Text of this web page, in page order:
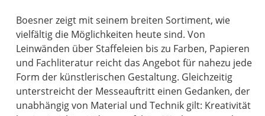
Boesner zeigt mit seinem breiten Sortiment, wie
vielfältig die Möglichkeiten heute sind. Von
Leinwänden über Staffeleien bis zu Farben, Papieren
und Fachliteratur reicht das Angebot für nahezu jede
Form der künstlerischen Gestaltung. Gleichzeitig
unterstreicht der Messeauftritt einen Gedanken, der
unabhängig von Material und Technik gilt: Kreativität